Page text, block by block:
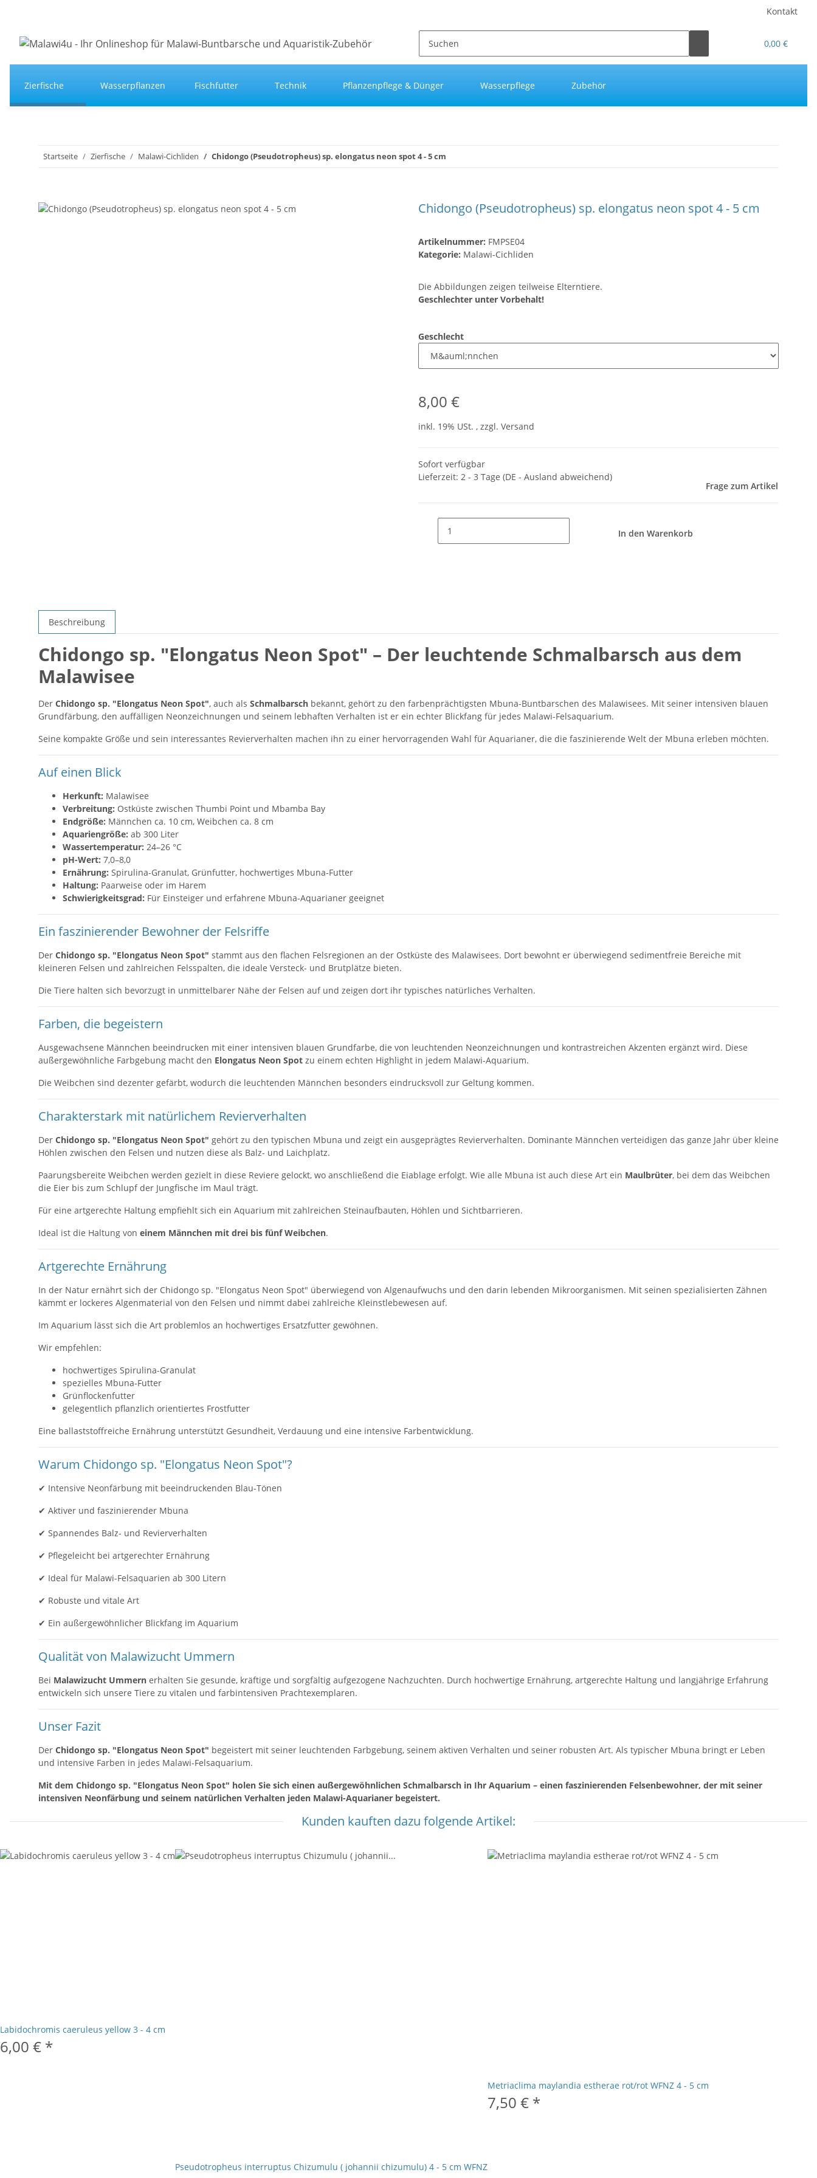
Kontakt
0,00 €
Zierfische Wasserpflanzen Fischfutter Technik Pflanzenpflege & Dünger Wasserpflege Zubehör
Startseite Zierfische Malawi-Cichliden Chidongo (Pseudotropheus) sp. elongatus neon spot 4 - 5 cm
Chidongo (Pseudotropheus) sp. elongatus neon spot 4 - 5 cm
Artikelnummer: FMPSE04
Kategorie: Malawi-Cichliden
Die Abbildungen zeigen teilweise Elterntiere.
Geschlechter unter Vorbehalt!
Geschlecht
8,00 €
inkl. 19% USt. , zzgl. Versand
Sofort verfügbar
Lieferzeit: 2 - 3 Tage (DE - Ausland abweichend)
Frage zum Artikel
In den Warenkorb
Beschreibung
Chidongo sp. "Elongatus Neon Spot" – Der leuchtende Schmalbarsch aus dem
Malawisee
Der Chidongo sp. "Elongatus Neon Spot", auch als Schmalbarsch bekannt, gehört zu den farbenprächtigsten Mbuna-Buntbarschen des Malawisees. Mit seiner intensiven blauen
Grundfärbung, den auffälligen Neonzeichnungen und seinem lebhaften Verhalten ist er ein echter Blickfang für jedes Malawi-Felsaquarium.
Seine kompakte Größe und sein interessantes Revierverhalten machen ihn zu einer hervorragenden Wahl für Aquarianer, die die faszinierende Welt der Mbuna erleben möchten.
Auf einen Blick
Herkunft: Malawisee
Verbreitung: Ostküste zwischen Thumbi Point und Mbamba Bay
Endgröße: Männchen ca. 10 cm, Weibchen ca. 8 cm
Aquariengröße: ab 300 Liter
Wassertemperatur: 24–26 °C
pH-Wert: 7,0–8,0
Ernährung: Spirulina-Granulat, Grünfutter, hochwertiges Mbuna-Futter
Haltung: Paarweise oder im Harem
Schwierigkeitsgrad: Für Einsteiger und erfahrene Mbuna-Aquarianer geeignet
Ein faszinierender Bewohner der Felsriffe
Der Chidongo sp. "Elongatus Neon Spot" stammt aus den flachen Felsregionen an der Ostküste des Malawisees. Dort bewohnt er überwiegend sedimentfreie Bereiche mit
kleineren Felsen und zahlreichen Felsspalten, die ideale Versteck- und Brutplätze bieten.
Die Tiere halten sich bevorzugt in unmittelbarer Nähe der Felsen auf und zeigen dort ihr typisches natürliches Verhalten.
Farben, die begeistern
Ausgewachsene Männchen beeindrucken mit einer intensiven blauen Grundfarbe, die von leuchtenden Neonzeichnungen und kontrastreichen Akzenten ergänzt wird. Diese
außergewöhnliche Farbgebung macht den Elongatus Neon Spot zu einem echten Highlight in jedem Malawi-Aquarium.
Die Weibchen sind dezenter gefärbt, wodurch die leuchtenden Männchen besonders eindrucksvoll zur Geltung kommen.
Charakterstark mit natürlichem Revierverhalten
Der Chidongo sp. "Elongatus Neon Spot" gehört zu den typischen Mbuna und zeigt ein ausgeprägtes Revierverhalten. Dominante Männchen verteidigen das ganze Jahr über kleine
Höhlen zwischen den Felsen und nutzen diese als Balz- und Laichplatz.
Paarungsbereite Weibchen werden gezielt in diese Reviere gelockt, wo anschließend die Eiablage erfolgt. Wie alle Mbuna ist auch diese Art ein Maulbrüter, bei dem das Weibchen
die Eier bis zum Schlupf der Jungfische im Maul trägt.
Für eine artgerechte Haltung empfiehlt sich ein Aquarium mit zahlreichen Steinaufbauten, Höhlen und Sichtbarrieren.
Ideal ist die Haltung von einem Männchen mit drei bis fünf Weibchen.
Artgerechte Ernährung
In der Natur ernährt sich der Chidongo sp. "Elongatus Neon Spot" überwiegend von Algenaufwuchs und den darin lebenden Mikroorganismen. Mit seinen spezialisierten Zähnen
kämmt er lockeres Algenmaterial von den Felsen und nimmt dabei zahlreiche Kleinstlebewesen auf.
Im Aquarium lässt sich die Art problemlos an hochwertiges Ersatzfutter gewöhnen.
Wir empfehlen:
hochwertiges Spirulina-Granulat
spezielles Mbuna-Futter
Grünflockenfutter
gelegentlich pflanzlich orientiertes Frostfutter
Eine ballaststoffreiche Ernährung unterstützt Gesundheit, Verdauung und eine intensive Farbentwicklung.
Warum Chidongo sp. "Elongatus Neon Spot"?
✔ Intensive Neonfärbung mit beeindruckenden Blau-Tönen
✔ Aktiver und faszinierender Mbuna
✔ Spannendes Balz- und Revierverhalten
✔ Pflegeleicht bei artgerechter Ernährung
✔ Ideal für Malawi-Felsaquarien ab 300 Litern
✔ Robuste und vitale Art
✔ Ein außergewöhnlicher Blickfang im Aquarium
Qualität von Malawizucht Ummern
Bei Malawizucht Ummern erhalten Sie gesunde, kräftige und sorgfältig aufgezogene Nachzuchten. Durch hochwertige Ernährung, artgerechte Haltung und langjährige Erfahrung
entwickeln sich unsere Tiere zu vitalen und farbintensiven Prachtexemplaren.
Unser Fazit
Der Chidongo sp. "Elongatus Neon Spot" begeistert mit seiner leuchtenden Farbgebung, seinem aktiven Verhalten und seiner robusten Art. Als typischer Mbuna bringt er Leben
und intensive Farben in jedes Malawi-Felsaquarium.
Mit dem Chidongo sp. "Elongatus Neon Spot" holen Sie sich einen außergewöhnlichen Schmalbarsch in Ihr Aquarium – einen faszinierenden Felsenbewohner, der mit seiner
intensiven Neonfärbung und seinem natürlichen Verhalten jeden Malawi-Aquarianer begeistert.
Kunden kauften dazu folgende Artikel:
Labidochromis caeruleus yellow 3 - 4 cm
6,00 € *
Pseudotropheus interruptus Chizumulu ( johannii chizumulu) 4 - 5 cm WFNZ
Metriaclima maylandia estherae rot/rot WFNZ 4 - 5 cm
7,50 € *